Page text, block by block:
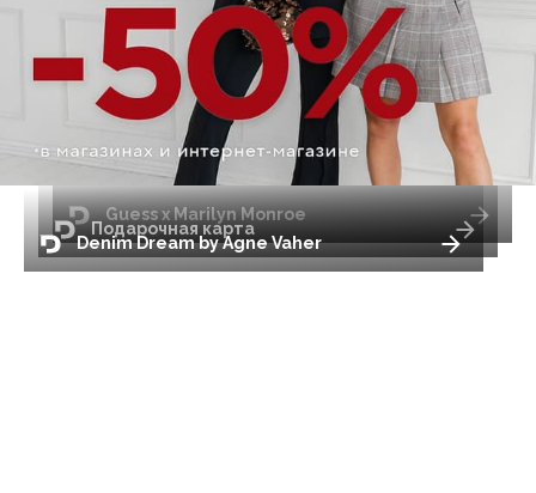
Denim Dream by Agne Vaher
Подарочная карта
Guess x Marilyn Monroe